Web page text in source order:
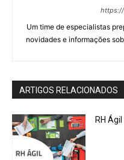
Um time de especialistas
novidades e informações
ARTIGOS RELACIONADOS
RH Ágil